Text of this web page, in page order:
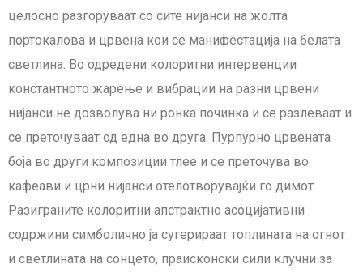
целосно разгоруваат со сите нијанси на жолта
портокалова и црвена кои се манифестација на белата
светлина. Во одредени колоритни интервенции
константното жарење и вибрации на разни црвени
нијанси не дозволува ни ронка починка и се разлеваат и
се преточуваат од една во друга. Пурпурно црвената
боја во други композиции тлее и се преточува во
кафеави и црни нијанси отелотворувајќи го димот.
Разиграните колоритни апстрактно асоцијативни
содржини симболично ја сугерираат топлината на огнот
и светлината на сонцето, праисконски сили клучни за